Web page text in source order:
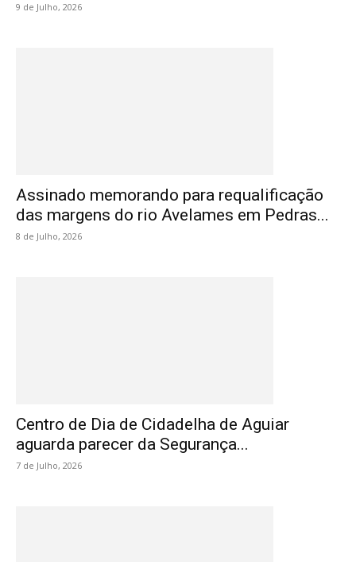
9 de Julho, 2026
Assinado memorando para requalificação
das margens do rio Avelames em Pedras...
8 de Julho, 2026
Centro de Dia de Cidadelha de Aguiar
aguarda parecer da Segurança...
7 de Julho, 2026